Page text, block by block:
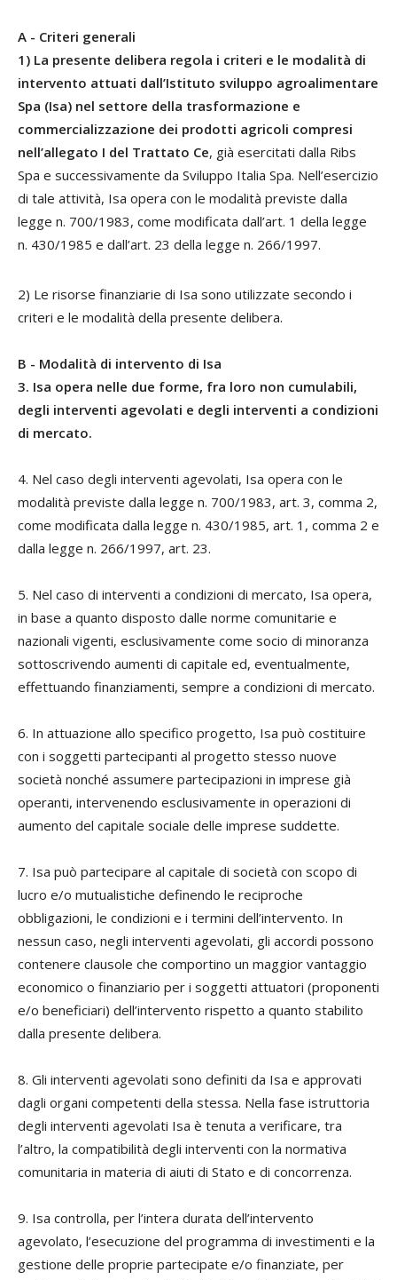
A - Criteri generali
1) La presente delibera regola i criteri e le modalità di
intervento attuati dall’Istituto sviluppo agroalimentare
Spa (Isa) nel settore della trasformazione e
commercializzazione dei prodotti agricoli compresi
nell’allegato I del Trattato Ce, già esercitati dalla Ribs
Spa e successivamente da Sviluppo Italia Spa. Nell’esercizio
di tale attività, Isa opera con le modalità previste dalla
legge n. 700/1983, come modificata dall’art. 1 della legge
n. 430/1985 e dall’art. 23 della legge n. 266/1997.
2) Le risorse finanziarie di Isa sono utilizzate secondo i
criteri e le modalità della presente delibera.
B - Modalità di intervento di Isa
3. Isa opera nelle due forme, fra loro non cumulabili,
degli interventi agevolati e degli interventi a condizioni
di mercato.
4. Nel caso degli interventi agevolati, Isa opera con le
modalità previste dalla legge n. 700/1983, art. 3, comma 2,
come modificata dalla legge n. 430/1985, art. 1, comma 2 e
dalla legge n. 266/1997, art. 23.
5. Nel caso di interventi a condizioni di mercato, Isa opera,
in base a quanto disposto dalle norme comunitarie e
nazionali vigenti, esclusivamente come socio di minoranza
sottoscrivendo aumenti di capitale ed, eventualmente,
effettuando finanziamenti, sempre a condizioni di mercato.
6. In attuazione allo specifico progetto, Isa può costituire
con i soggetti partecipanti al progetto stesso nuove
società nonché assumere partecipazioni in imprese già
operanti, intervenendo esclusivamente in operazioni di
aumento del capitale sociale delle imprese suddette.
7. Isa può partecipare al capitale di società con scopo di
lucro e/o mutualistiche definendo le reciproche
obbligazioni, le condizioni e i termini dell’intervento. In
nessun caso, negli interventi agevolati, gli accordi possono
contenere clausole che comportino un maggior vantaggio
economico o finanziario per i soggetti attuatori (proponenti
e/o beneficiari) dell’intervento rispetto a quanto stabilito
dalla presente delibera.
8. Gli interventi agevolati sono definiti da Isa e approvati
dagli organi competenti della stessa. Nella fase istruttoria
degli interventi agevolati Isa è tenuta a verificare, tra
l’altro, la compatibilità degli interventi con la normativa
comunitaria in materia di aiuti di Stato e di concorrenza.
9. Isa controlla, per l’intera durata dell’intervento
agevolato, l’esecuzione del programma di investimenti e la
gestione delle proprie partecipate e/o finanziate, per